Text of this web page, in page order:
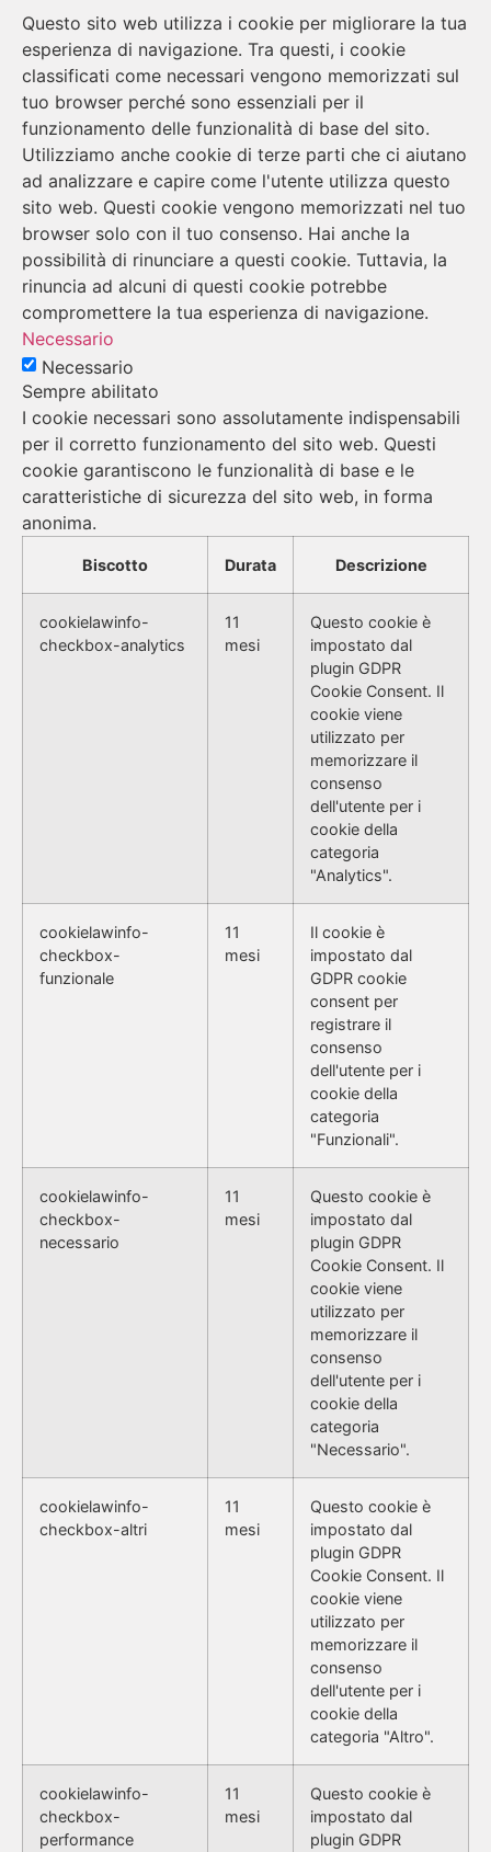
Questo sito web utilizza i cookie per migliorare la tua
esperienza di navigazione. Tra questi, i cookie
classificati come necessari vengono memorizzati sul
tuo browser perché sono essenziali per il
funzionamento delle funzionalità di base del sito.
Utilizziamo anche cookie di terze parti che ci aiutano
ad analizzare e capire come l'utente utilizza questo
sito web. Questi cookie vengono memorizzati nel tuo
browser solo con il tuo consenso. Hai anche la
possibilità di rinunciare a questi cookie. Tuttavia, la
rinuncia ad alcuni di questi cookie potrebbe
compromettere la tua esperienza di navigazione.
Necessario
Necessario
Sempre abilitato
I cookie necessari sono assolutamente indispensabili
per il corretto funzionamento del sito web. Questi
cookie garantiscono le funzionalità di base e le
caratteristiche di sicurezza del sito web, in forma
anonima.
Biscotto Durata Descrizione
cookielawinfo-
checkbox-analytics
11
mesi
Questo cookie è
impostato dal
plugin GDPR
Cookie Consent. Il
cookie viene
utilizzato per
memorizzare il
consenso
dell'utente per i
cookie della
categoria
"Analytics".
cookielawinfo-
checkbox-
funzionale
11
mesi
Il cookie è
impostato dal
GDPR cookie
consent per
registrare il
consenso
dell'utente per i
cookie della
categoria
"Funzionali".
cookielawinfo-
checkbox-
necessario
11
mesi
Questo cookie è
impostato dal
plugin GDPR
Cookie Consent. Il
cookie viene
utilizzato per
memorizzare il
consenso
dell'utente per i
cookie della
categoria
"Necessario".
cookielawinfo-
checkbox-altri
11
mesi
Questo cookie è
impostato dal
plugin GDPR
Cookie Consent. Il
cookie viene
utilizzato per
memorizzare il
consenso
dell'utente per i
cookie della
categoria "Altro".
cookielawinfo-
checkbox-
performance
11
mesi
Questo cookie è
impostato dal
plugin GDPR